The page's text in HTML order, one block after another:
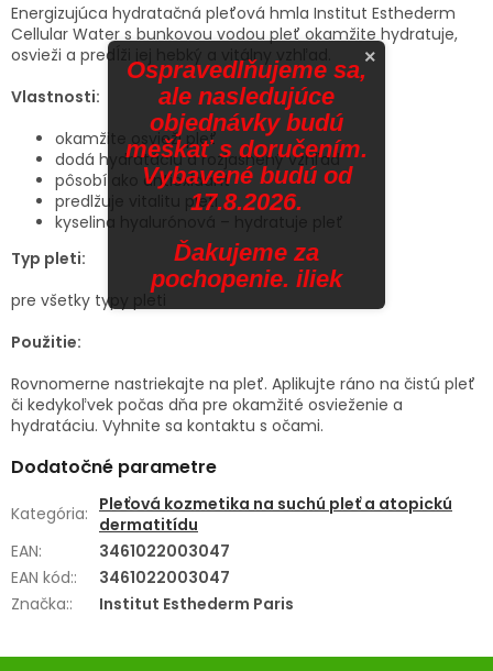
Energizujúca hydratačná pleťová hmla Institut Esthederm
Cellular Water s bunkovou vodou pleť okamžite hydratuje,
osvieži a predĺži jej hebký a vitálny vzhľad.
Vlastnosti:
okamžite osvieži pleť
dodá hydratáciu a rozjasnený vzhľad
pôsobí ako antioxidant
predlžuje vitalitu pleti
kyselina hyalurónová – hydratuje pleť
Typ pleti:
pre všetky typy pleti
Použitie:
Rovnomerne nastriekajte na pleť. Aplikujte ráno na čistú pleť
či kedykoľvek počas dňa pre okamžité osvieženie a
hydratáciu. Vyhnite sa kontaktu s očami.
Dodatočné parametre
Kategória: Pleťová kozmetika na suchú pleť a atopickú
dermatitídu
EAN:
3461022003047
EAN kód::
3461022003047
Značka:: Institut Esthederm Paris
×
Ospravedlňujeme sa,
ale nasledujúce
objednávky budú
meškať s doručením.
Vybavené budú od
17.8.2026.
Ďakujeme za
pochopenie. iliek